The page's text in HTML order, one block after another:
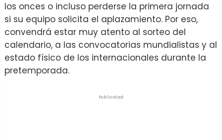
los onces o incluso perderse la primera jornada
si su equipo solicita el aplazamiento. Por eso,
convendrá estar muy atento al sorteo del
calendario, a las convocatorias mundialistas y al
estado físico de los internacionales durante la
pretemporada.
Publicidad